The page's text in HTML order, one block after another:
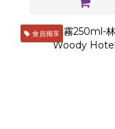
會員獨享